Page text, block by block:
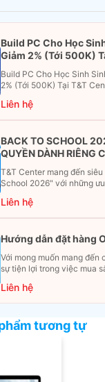
Build PC Cho Học
Giảm 2% (Tới 500K)
Build PC Cho Học Sinh
2% (Tới 500K) Tại T&T
Liên hệ
BACK TO SCHOOL
QUYỀN DÀNH RIÊNG
T&T Center mang đến
School 2026" với những
một không hai". Đừng để
cùng khám phá ngay ưu
nhé!
Liên hệ
Hướng dẫn đặt hàng
Với mong muốn mang đến
sự tiện lợi trong việc mua
nghệ từ xa. Trong bài viết
hướng dẫn chi tiết cách
các kênh online Website,
dễ dàng và nhanh chóng
Liên hệ
tương tự